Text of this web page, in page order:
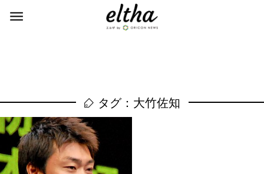
タグ：大竹佐知